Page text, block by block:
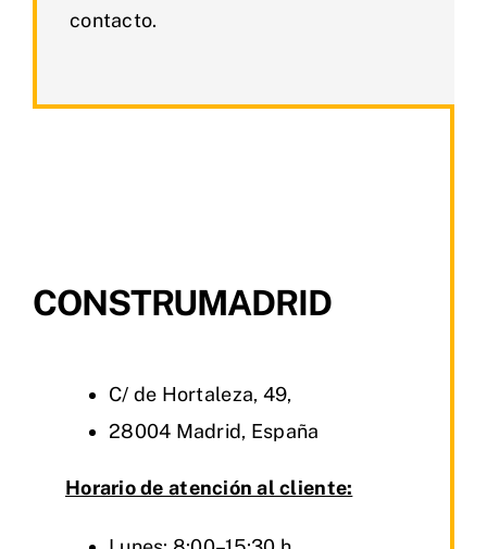
contacto.
CONSTRUMADRID
C/ de Hortaleza, 49,
28004 Madrid, España
Horario de atención al cliente: